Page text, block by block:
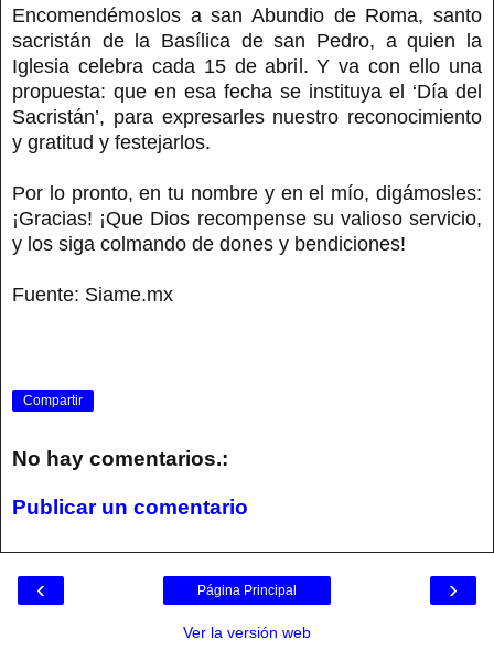
Encomendémoslos a san Abundio de Roma, santo
sacristán de la Basílica de san Pedro, a quien la
Iglesia celebra cada 15 de abril. Y va con ello una
propuesta: que en esa fecha se instituya el ‘Día del
Sacristán’, para expresarles nuestro reconocimiento
y gratitud y festejarlos.
Por lo pronto, en tu nombre y en el mío, digámosles:
¡Gracias! ¡Que Dios recompense su valioso servicio,
y los siga colmando de dones y bendiciones!
Fuente: Siame.mx
Compartir
No hay comentarios.:
Publicar un comentario
‹ ›
Página Principal
Ver la versión web